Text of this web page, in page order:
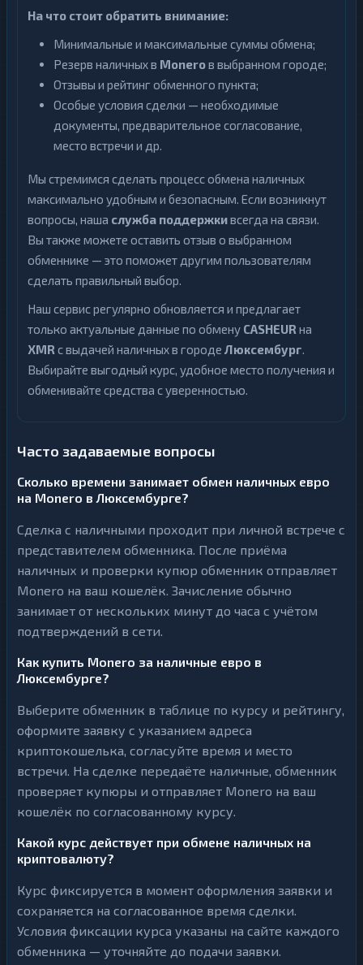
На что стоит обратить внимание:
Минимальные и максимальные суммы обмена;
Резерв наличных в Moneroв выбранном городе;
Отзывы и рейтинг обменного пункта;
Особые условия сделки — необходимые
документы, предварительное согласование,
место встречи и др.
Мы стремимся сделать процесс обмена наличных
максимально удобным и безопасным. Если возникнут
вопросы, наша служба поддержкивсегда на связи.
Вы также можете оставить отзыв о выбранном
обменнике — это поможет другим пользователям
сделать правильный выбор.
Наш сервис регулярно обновляется и предлагает
только актуальные данные по обмену CASHEUR на
XMR с выдачей наличных в городе Люксембург.
Выбирайте выгодный курс, удобное место получения и
обменивайте средства с уверенностью.
Часто задаваемые вопросы
Сколько времени занимает обмен наличных евро
на Monero в Люксембурге?
Сделка с наличными проходит при личной встрече с
представителем обменника. После приёма
наличных и проверки купюр обменник отправляет
Monero на ваш кошелёк. Зачисление обычно
занимает от нескольких минут до часа с учётом
подтверждений в сети.
Как купить Monero за наличные евро в
Люксембурге?
Выберите обменник в таблице по курсу и рейтингу,
оформите заявку с указанием адреса
криптокошелька, согласуйте время и место
встречи. На сделке передаёте наличные, обменник
проверяет купюры и отправляет Monero на ваш
кошелёк по согласованному курсу.
Какой курс действует при обмене наличных на
криптовалюту?
Курс фиксируется в момент оформления заявки и
сохраняется на согласованное время сделки.
Условия фиксации курса указаны на сайте каждого
обменника — уточняйте до подачи заявки.